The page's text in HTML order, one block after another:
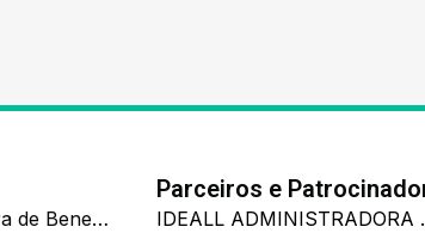
Ide.all Administradora de Benefícios
Parceiros e